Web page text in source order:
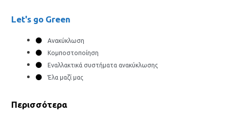
Let's go Green
Ανακύκλωση
Κομποστοποίηση
Εναλλακτικά συστήματα ανακύκλωσης
Έλα μαζί μας
Περισσότερα